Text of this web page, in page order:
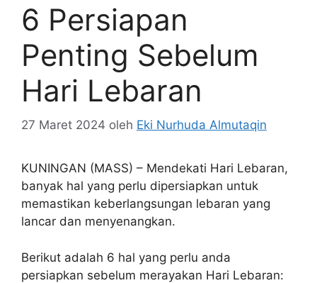
6 Persiapan
Penting Sebelum
Hari Lebaran
27 Maret 2024 oleh Eki Nurhuda Almutaqin
KUNINGAN (MASS) – Mendekati Hari Lebaran,
banyak hal yang perlu dipersiapkan untuk
memastikan keberlangsungan lebaran yang
lancar dan menyenangkan.
Berikut adalah 6 hal yang perlu anda
persiapkan sebelum merayakan Hari Lebaran: